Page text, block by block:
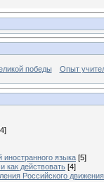
победы Опыт
языка [5]
как действовать [4]
Российского